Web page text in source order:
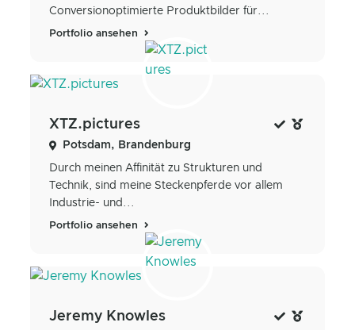
Conversionoptimierte Produktbilder für...
Portfolio ansehen
XTZ.pictures
Potsdam, Brandenburg
Durch meinen Affinität zu Strukturen und
Technik, sind meine Steckenpferde vor allem
Industrie- und...
Portfolio ansehen
Jeremy Knowles